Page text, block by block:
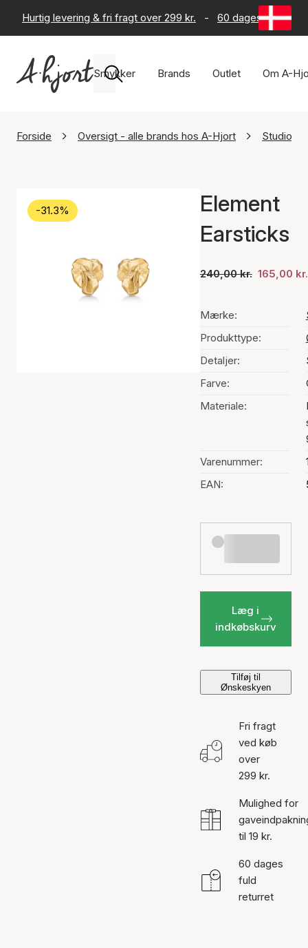
Hurtig levering & fri fragt over 299 kr. - 60 dages returret
Smykker Brands Outlet Om A-
Forside Oversigt - alle brands hos A-Hjort Studio.Z
-31.3%
Element
Earsticks
240,00 kr. 165,00 kr.
Mærke:
Produkttype:
Detaljer:
Farve:
Materiale:
Varenummer:
EAN:
Læg i
indkøbskurv
Tilføj til
Ønskeskyen
Fri fragt
ved køb
over
299 kr.
Mulighed for
til 19 kr.
60 dages
fuld
returret